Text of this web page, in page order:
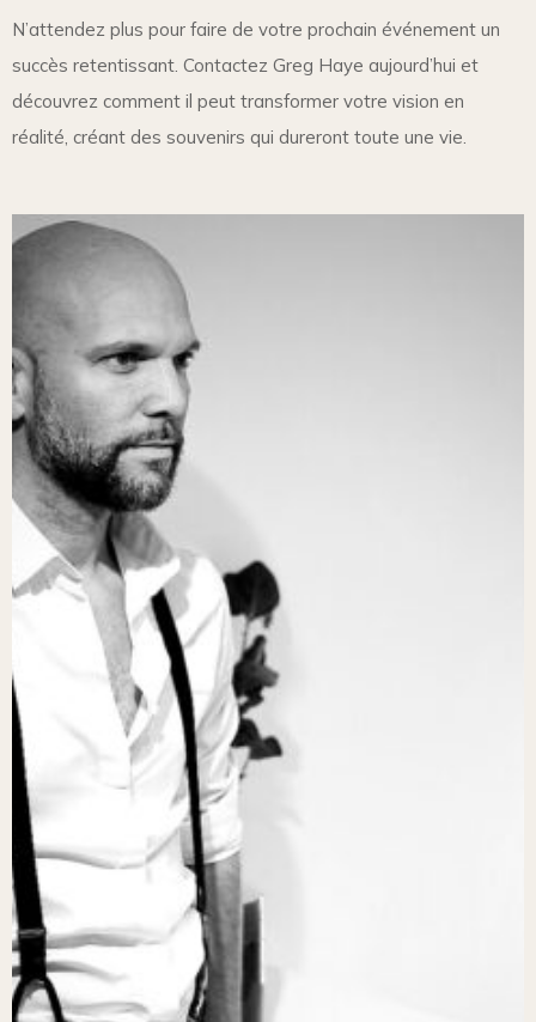
N’attendez plus pour faire de votre prochain événement un
succès retentissant. Contactez Greg Haye aujourd’hui et
découvrez comment il peut transformer votre vision en
réalité, créant des souvenirs qui dureront toute une vie.